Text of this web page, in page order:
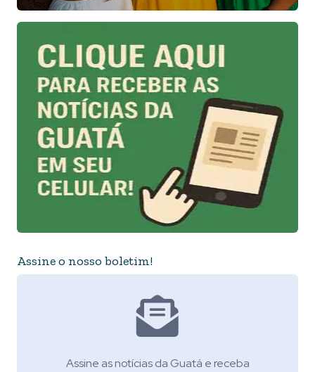
Assine o nosso boletim!
Assine as notícias da Guatá e receba